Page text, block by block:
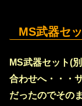
MS武器セ
MS武器セット(
合わせへ・・・
だったのでその